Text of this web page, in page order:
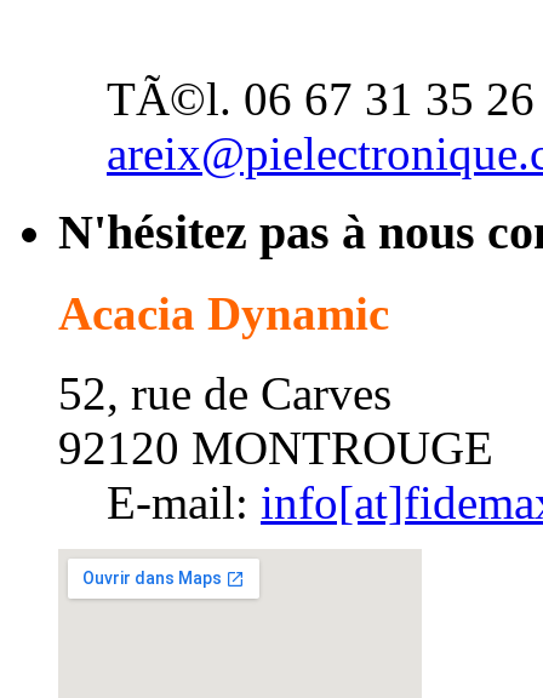
TÃ©l. 06 67 31 35 26
N'hésitez pas à nous
Acacia Dynamic
52, rue de Carves
92120 MONTROUGE
E-mail: